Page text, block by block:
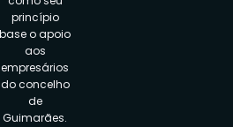
princípio
base o apoio
aos
empresários
do concelho
de
Guimarães.